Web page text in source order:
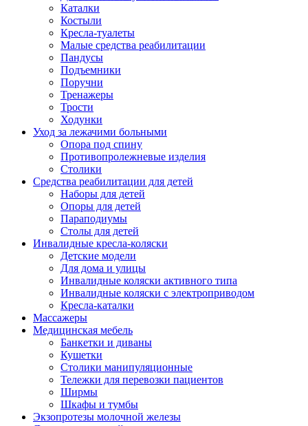
Каталки
Костыли
Кресла-туалеты
Малые средства реабилитации
Пандусы
Подъемники
Поручни
Тренажеры
Трости
Ходунки
Уход за лежачими больными
Опора под спину
Противопролежневые изделия
Столики
Средства реабилитации для детей
Наборы для детей
Опоры для детей
Параподиумы
Столы для детей
Инвалидные кресла-коляски
Детские модели
Для дома и улицы
Инвалидные коляски активного типа
Инвалидные коляски с электроприводом
Кресла-каталки
Массажеры
Медицинская мебель
Банкетки и диваны
Кушетки
Столики манипуляционные
Тележки для перевозки пациентов
Ширмы
Шкафы и тумбы
Экзопротезы молочной железы